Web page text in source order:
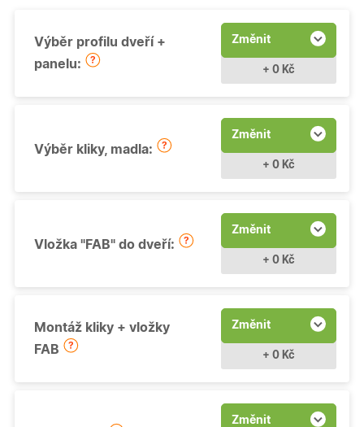
Výběr profilu dveří +
panelu:
Změnit
+ 0 Kč
Výběr kliky, madla:
Změnit
+ 0 Kč
Vložka "FAB" do dveří:
Změnit
+ 0 Kč
Montáž kliky + vložky
FAB
Změnit
+ 0 Kč
Změnit